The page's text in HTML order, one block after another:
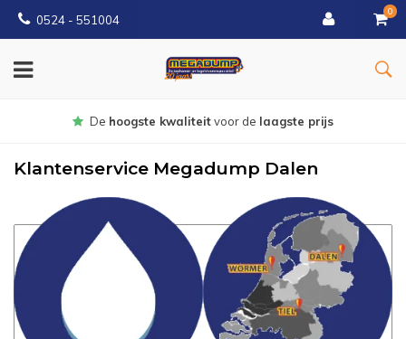
0524 - 551004
0
Gratisbezorgd vanaf €150
Klantenservice Megadump Dalen